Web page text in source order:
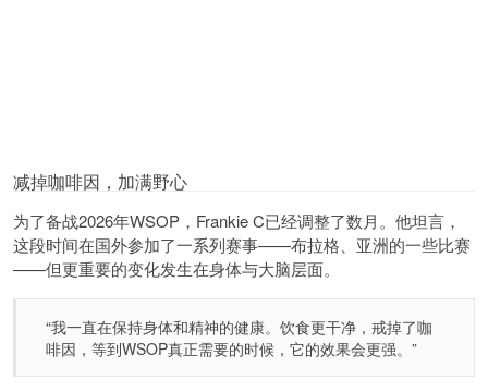
减掉咖啡因，加满野心
为了备战2026年WSOP，Frankie C已经调整了数月。他坦言，
这段时间在国外参加了一系列赛事——布拉格、亚洲的一些比赛
——但更重要的变化发生在身体与大脑层面。
“我一直在保持身体和精神的健康。饮食更干净，戒掉了咖
啡因，等到WSOP真正需要的时候，它的效果会更强。”